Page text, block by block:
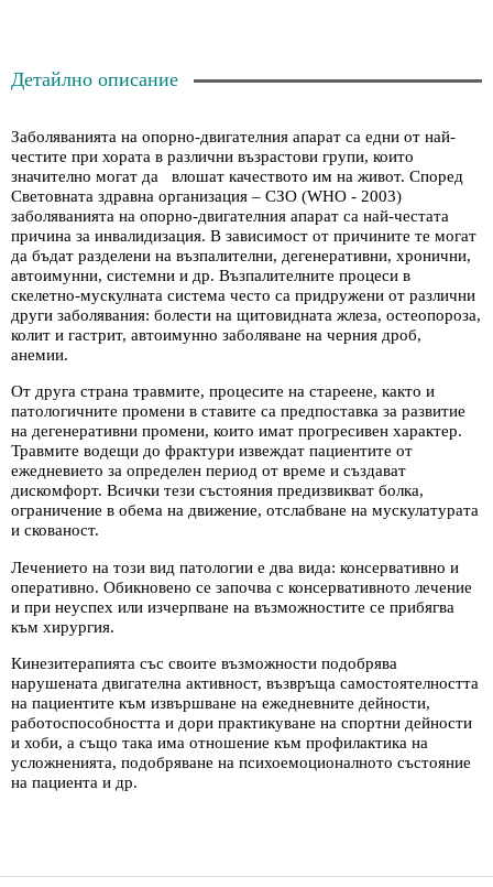
Детайлно описание
Заболяванията на опорно-двигателния апарат са едни от най-
честите при хората в различни възрастови групи, които
значително могат да влошат качеството им на живот. Според
Световната здравна организация – СЗО (WHO - 2003)
заболяванията на опорно-двигателния апарат са най-честата
причина за инвалидизация. В зависимост от причините те могат
да бъдат разделени на възпалителни, дегенеративни, хронични,
автоимунни, системни и др. Възпалителните процеси в
скелетно-мускулната система често са придружени от различни
други заболявания: болести на щитовидната жлеза, остеопороза,
колит и гастрит, автоимунно заболяване на черния дроб,
анемии.
От друга страна травмите, процесите на стареене, както и
патологичните промени в ставите са предпоставка за развитие
на дегенеративни промени, които имат прогресивен характер.
Травмите водещи до фрактури извеждат пациентите от
ежедневието за определен период от време и създават
дискомфорт. Всички тези състояния предизвикват болка,
ограничение в обема на движение, отслабване на мускулатурата
и скованост.
Лечението на този вид патологии е два вида: консервативно и
оперативно. Обикновено се започва с консервативното лечение
и при неуспех или изчерпване на възможностите се прибягва
към хирургия.
Кинезитерапията със своите възможности подобрява
нарушената двигателна активност, възвръща самостоятелността
на пациентите към извършване на ежедневните дейности,
работоспособността и дори практикуване на спортни дейности
и хоби, а също така има отношение към профилактика на
усложненията, подобряване на психоемоционалното състояние
на пациента и др.